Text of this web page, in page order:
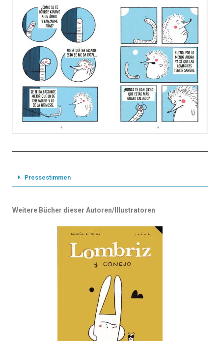
Pressestimmen
Weitere Bücher dieser Autoren/Illustratoren